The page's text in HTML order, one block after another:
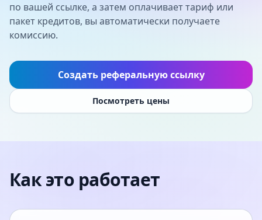
по вашей ссылке, а затем оплачивает тариф или
пакет кредитов, вы автоматически получаете
комиссию.
Создать реферальную ссылку
Посмотреть цены
Как это работает